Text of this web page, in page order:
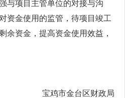
与项目主管单位的对接与沟
资金使用的监管，待项目竣工
余资金，提高资金使用效益，
宝鸡市金台区财政局